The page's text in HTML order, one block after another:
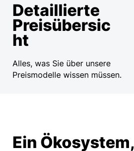
Detaillierte
Preisübersic
ht
Alles, was Sie über unsere
Preismodelle wissen müssen.
Sie können zwischen zwei
Ein